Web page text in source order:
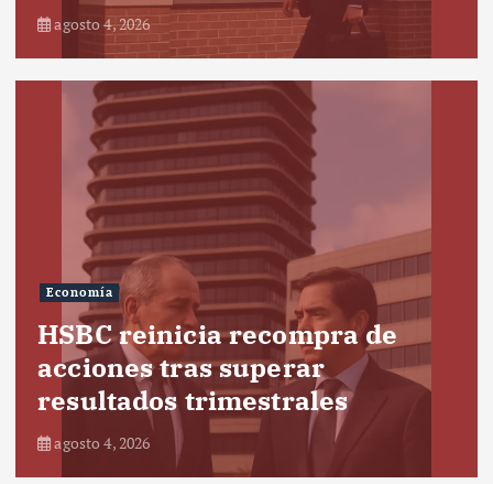
agosto 4, 2026
Economía
HSBC reinicia recompra de
acciones tras superar
resultados trimestrales
agosto 4, 2026